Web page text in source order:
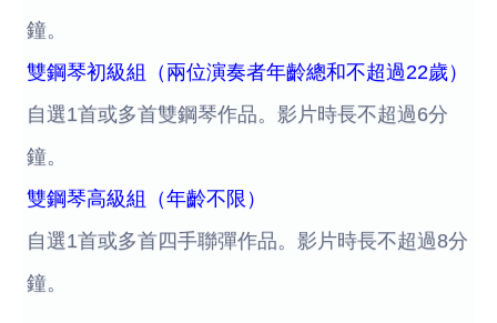
鐘。
雙鋼琴初級組（兩位演奏者年齡總和不超過22歲）
自選1首或多首雙鋼琴作品。影片時長不超過6分
鐘。
雙鋼琴高級組（年齡不限）
自選1首或多首四手聯彈作品。影片時長不超過8分
鐘。